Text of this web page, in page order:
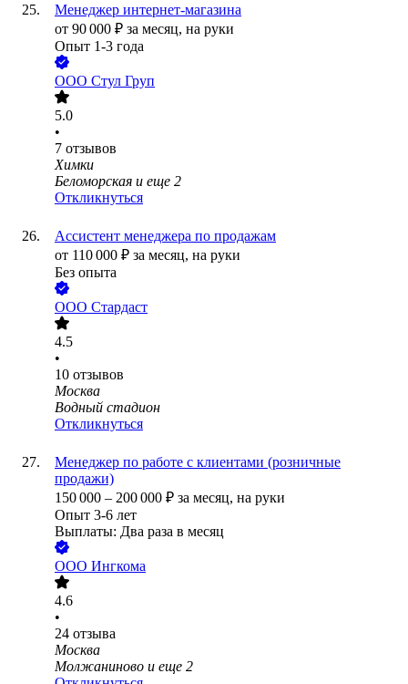
Менеджер интернет-магазина
от 90 000 ₽ за месяц, на руки
Опыт 1-3 года
ООО Стул Груп
5.0
•
7 отзывов
Химки
Беломорская и еще 2
Откликнуться
Ассистент менеджера по продажам
от 110 000 ₽ за месяц, на руки
Без опыта
ООО Стардаст
4.5
•
10 отзывов
Москва
Водный стадион
Откликнуться
Менеджер по работе с клиентами (розничные
продажи)
150 000 – 200 000 ₽ за месяц, на руки
Опыт 3-6 лет
Выплаты: Два раза в месяц
ООО Ингкома
4.6
•
24 отзыва
Москва
Молжаниново и еще 2